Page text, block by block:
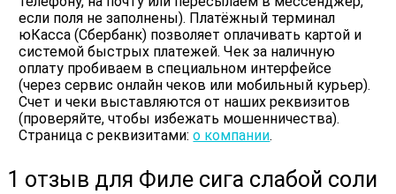
если поля не заполнены). Платёжный терминал
юКасса (Сбербанк) позволяет оплачивать картой и
системой быстрых платежей. Чек за наличную
оплату пробиваем в специальном интерфейсе
(через сервис онлайн чеков или мобильный курьер).
Счет и чеки выставляются от наших реквизитов
(проверяйте, чтобы избежать мошенничества).
Страница с реквизитами:о компании.
1 отзыв для Филе сига слабой соли